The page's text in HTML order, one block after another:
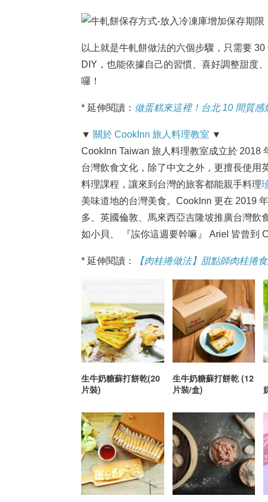
以上就是牛軋餅做法的六個步驟，只需要
DIY，也能依據自己的習慣、喜好調整甜度
囉！
* 延伸閱讀： 做蛋糕來這裡！台北 10 間質
▼ 關於 CookInn 旅人料理教室 ▼
CookInn Taiwan 旅人料理教室成立於 2018
台灣飲食文化，除了中文之外，更擅長使用
料理課程，讓來到台灣的旅客都能親手料理
美味道地的台灣美食。CookInn 更在 2019
多、英國倫敦、馬來西亞吉隆坡推廣台灣飲
如小貝、 『誒你這週要幹嘛』 Ariel 皆曾到
* 延伸閱讀： 【肉桂捲做法】甜點師肉桂捲
生牛奶糖蘇打餅乾(20
片裝)
生牛奶糖蘇打餅乾 (12
片裝/盒)